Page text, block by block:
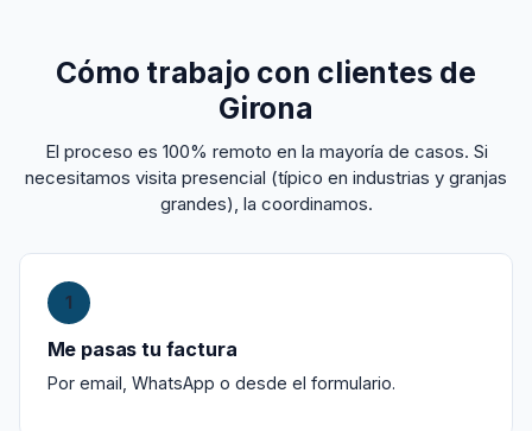
Cómo trabajo con clientes de
Girona
El proceso es 100% remoto en la mayoría de casos. Si
necesitamos visita presencial (típico en industrias y granjas
grandes), la coordinamos.
1
Me pasas tu factura
Por email, WhatsApp o desde el formulario.